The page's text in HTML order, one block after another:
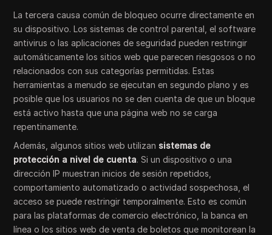
La tercera causa común de bloqueo ocurre directamente en
su dispositivo. Los sistemas de control parental, el software
antivirus o las aplicaciones de seguridad pueden restringir
automáticamente los sitios web que parecen riesgosos o no
relacionados con sus categorías permitidas. Estas
herramientas a menudo se ejecutan en segundo plano y es
posible que los usuarios no se den cuenta de que un bloque
está activo hasta que una página web no se carga
repentinamente.
Además, algunos sitios web utilizan sistemas de
protección a nivel de cuenta. Si un dispositivo o una
dirección IP muestran inicios de sesión repetidos,
comportamiento automatizado o actividad sospechosa, el
acceso se puede restringir temporalmente. Esto es común
para las plataformas de comercio electrónico, la banca en
línea o los sitios web de venta de boletos que monitorean la